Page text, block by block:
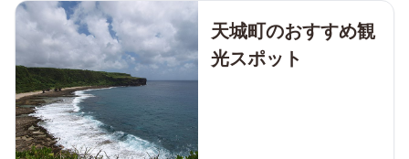
天城町のおすすめ観
光スポット